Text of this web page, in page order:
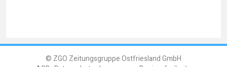
© ZGO Zeitungsgruppe Ostfriesland GmbH